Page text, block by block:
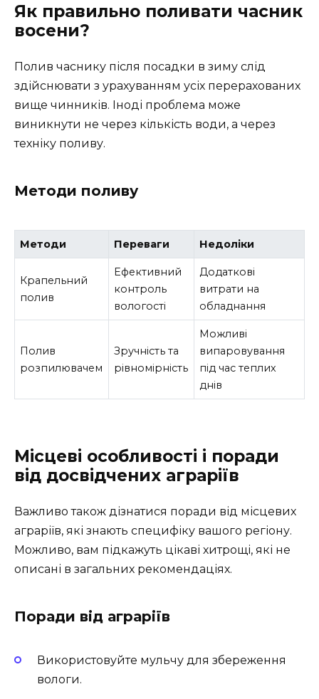
Як правильно поливати часник
восени?
Полив часнику після посадки в зиму слід
здійснювати з урахуванням усіх перерахованих
вище чинників. Іноді проблема може
виникнути не через кількість води, а через
техніку поливу.
Методи поливу
Методи Переваги Недоліки
Крапельний
полив
Ефективний
контроль
вологості
Додаткові
витрати на
обладнання
Полив
розпилювачем
Зручність та
рівномірність
Можливі
випаровування
під час теплих
днів
Місцеві особливості і поради
від досвідчених аграріїв
Важливо також дізнатися поради від місцевих
аграріїв, які знають специфіку вашого регіону.
Можливо, вам підкажуть цікаві хитрощі, які не
описані в загальних рекомендаціях.
Поради від аграріїв
Використовуйте мульчу для збереження
вологи.